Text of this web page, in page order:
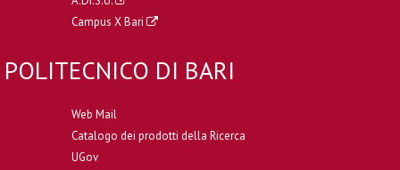
Campus X Bari
POLITECNICO DI BARI
Web Mail
Catalogo dei prodotti della Ricerca
UGov